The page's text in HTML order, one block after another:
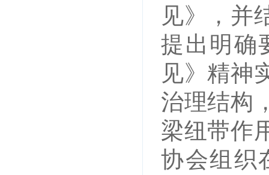
见》，并
提出明确
见》精神
治理结构
梁纽带作
协会组织